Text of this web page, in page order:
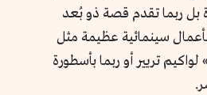
بل ربما تقدم قصة ذو بُعد
سينمائية عظيمة مثل
لواكيم تريير أو ربما بأسطورة